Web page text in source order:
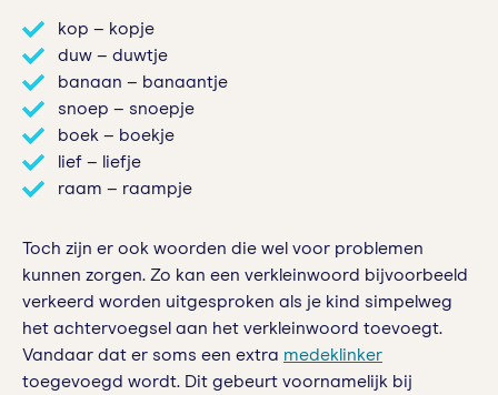
kop – kopje
duw – duwtje
banaan – banaantje
snoep – snoepje
boek – boekje
lief – liefje
raam – raampje
Toch zijn er ook woorden die wel voor problemen
kunnen zorgen. Zo kan een verkleinwoord bijvoorbeeld
verkeerd worden uitgesproken als je kind simpelweg
het achtervoegsel aan het verkleinwoord toevoegt.
Vandaar dat er soms een extra medeklinker
toegevoegd wordt. Dit gebeurt voornamelijk bij